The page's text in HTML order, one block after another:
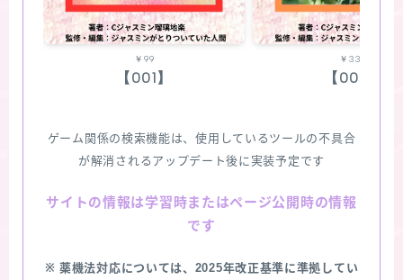
￥99
【001】
￥330
【002】
ゲーム関係の検索機能は、使用しているツールの不具合
が解消されるアップデート後に実装予定です
サイトの情報は学習時またはページ公開時の情報
です
※ 薬機法対応については、2025年改正基準に準拠してい